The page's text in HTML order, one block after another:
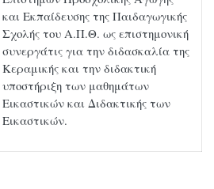
και Εκπαίδευσης της Παιδαγωγικής
Σχολής του Α.Π.Θ. ως επιστημονική
συνεργάτις για την διδασκαλία της
Κεραμικής και την διδακτική
υποστήριξη των μαθημάτων
Εικαστικών και Διδακτικής των
Εικαστικών.